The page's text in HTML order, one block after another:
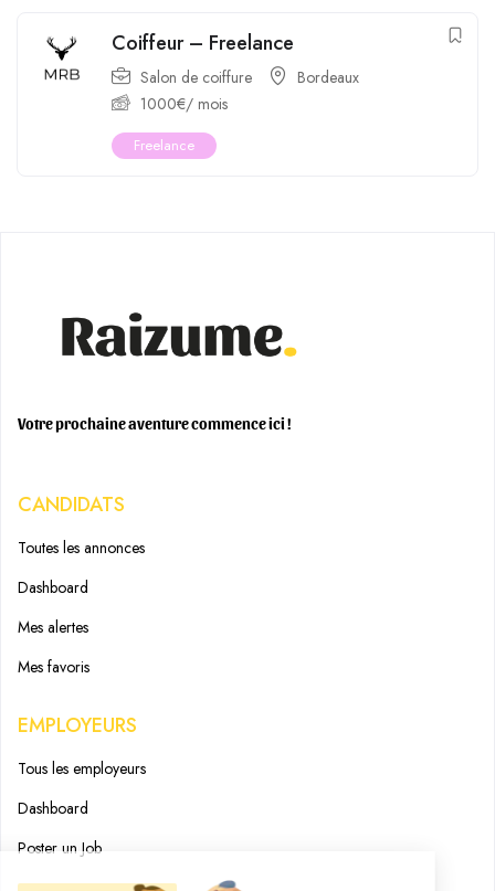
Coiffeur – Freelance
Salon de coiffure
Bordeaux
1000€/ mois
Freelance
Votre prochaine aventure commence ici !
CANDIDATS
Toutes les annonces
Dashboard
Mes alertes
Mes favoris
EMPLOYEURS
Tous les employeurs
Dashboard
Poster un Job